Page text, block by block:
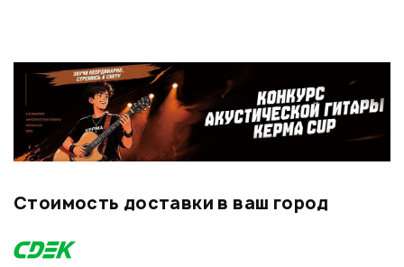
Стоимость доставки в ваш город